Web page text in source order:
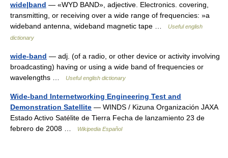
wide|band — «WYD BAND», adjective. Electronics. covering,
transmitting, or receiving over a wide range of frequencies: »a
wideband antenna, wideband magnetic tape …
Useful english
dictionary
wide-band — adj. (of a radio, or other device or activity involving
broadcasting) having or using a wide band of frequencies or
wavelengths …
Useful english dictionary
Wide-band Internetworking Engineering Test and
Demonstration Satellite — WINDS / Kizuna Organización JAXA
Estado Activo Satélite de Tierra Fecha de lanzamiento 23 de
febrero de 2008 …
Wikipedia Español